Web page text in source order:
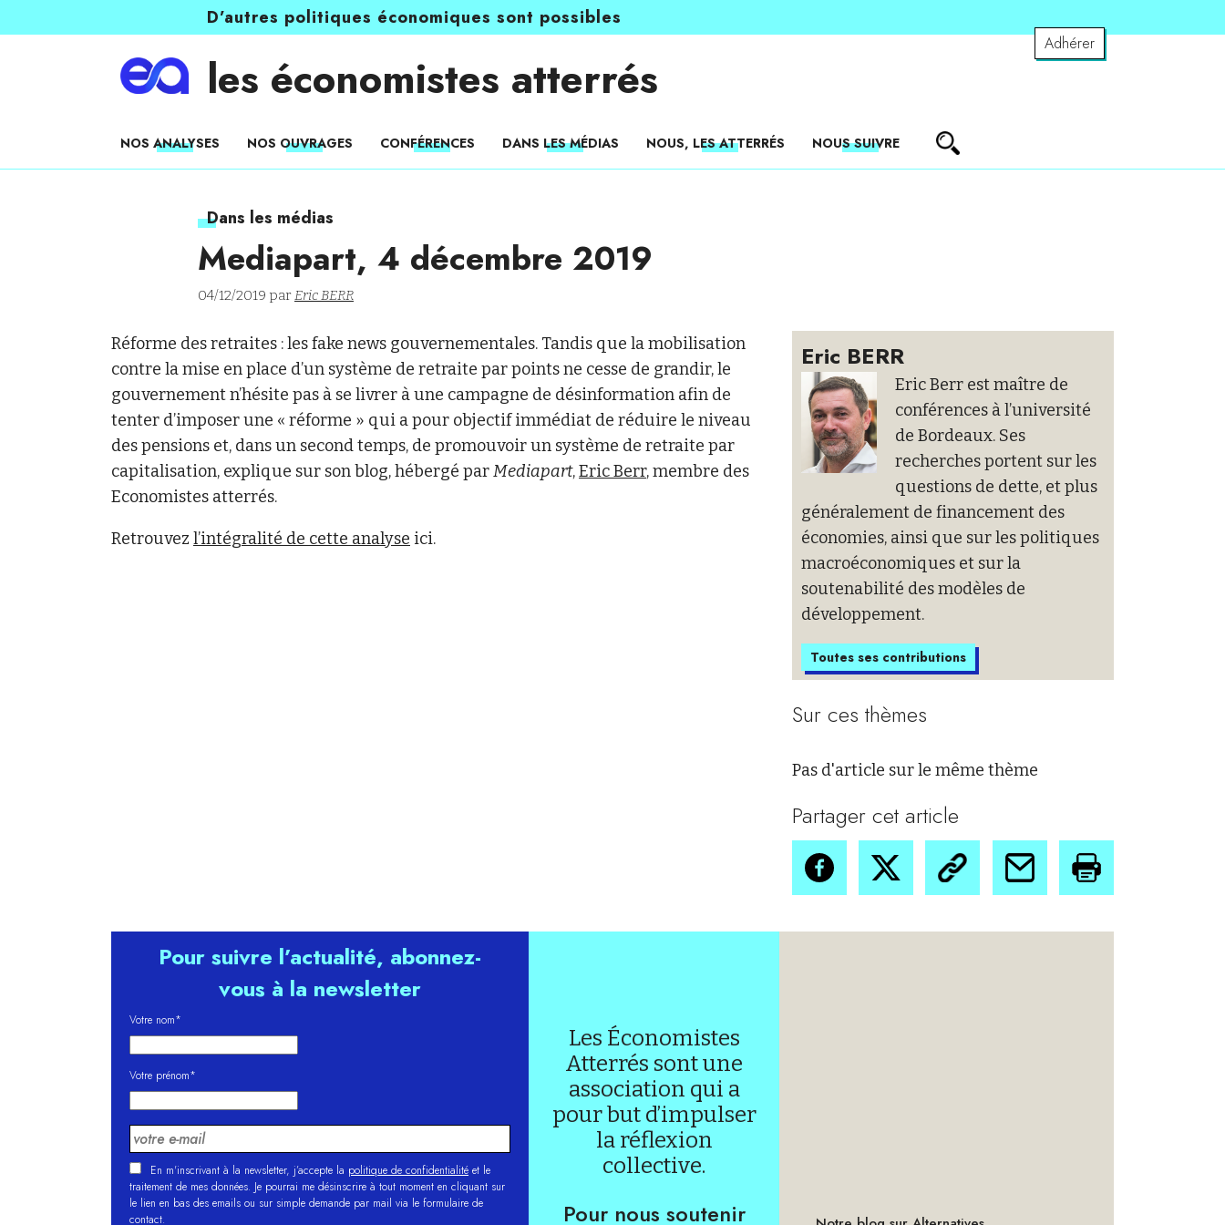
D’autres politiques économiques sont possibles
Adhérer
les économistes atterrés
NOS ANALYSES NOS OUVRAGES CONFÉRENCES DANS LES MÉDIAS NOUS, LES ATTERRÉS NOUS SUIVRE
Dans les médias
Mediapart, 4 décembre 2019
04/12/2019 parEric BERR
Réforme des retraites : les fake news gouvernementales. Tandis que la mobilisation
contre la mise en place d’un système de retraite par points ne cesse de grandir, le
gouvernement n’hésite pas à se livrer à une campagne de désinformation afin de
tenter d’imposer une « réforme » qui a pour objectif immédiat de réduire le niveau
des pensions et, dans un second temps, de promouvoir un système de retraite par
capitalisation, explique sur son blog, hébergé parMediapart,Eric Berr, membre des
Economistes atterrés.
Retrouvez l’intégralité de cette analyse ici.
Eric BERR
Eric Berr est maître de
conférences à l’université
de Bordeaux. Ses
recherches portent sur les
questions de dette, et plus
généralement de financement des
économies, ainsi que sur les politiques
macroéconomiques et sur la
soutenabilité des modèles de
développement.
Toutes ses contributions
Sur ces thèmes
Pas d'article sur le même thème
Partager cet article
Pour suivre l’actualité, abonnez-
vous à la newsletter
Votre nom*
Votre prénom*
En m'inscrivant à la newsletter, j’accepte la politique de confidentialité et le
traitement de mes données. Je pourrai me désinscrire à tout moment en cliquant sur
le lien en bas des emails ou sur simple demande par mail via le formulaire de
contact.
Les Économistes
Atterrés sont une
association qui a
pour but d’impulser
la réflexion
collective.
Pour nous soutenir